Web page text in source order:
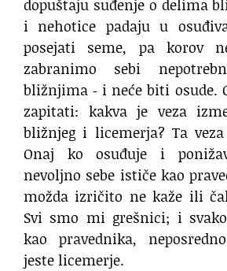
dopuštaju suđenje o delima
i nehotice padaju u
posejati seme, pa korov
zabranimo sebi
bližnjima ‐ i neće biti osude.
zapitati: kakva je veza
bližnjeg i licemerja? Ta
Onaj ko osuđuje i
nevoljno sebe ističe kao
možda izričito ne kaže ili
Svi smo mi grešnici; i
kao pravednika,
jeste licemerje.